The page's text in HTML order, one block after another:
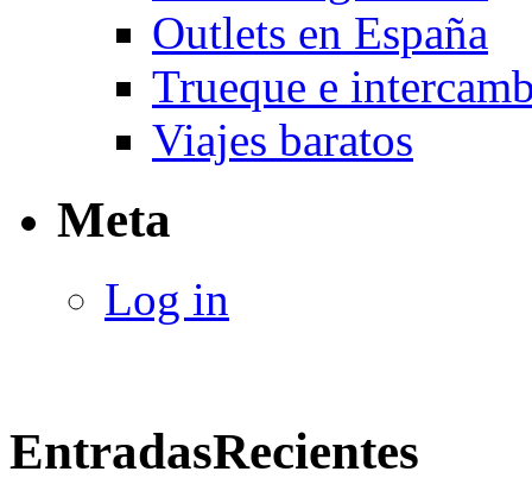
Outlets en España
Trueque e
Viajes baratos
Meta
Log in
EntradasRecientes